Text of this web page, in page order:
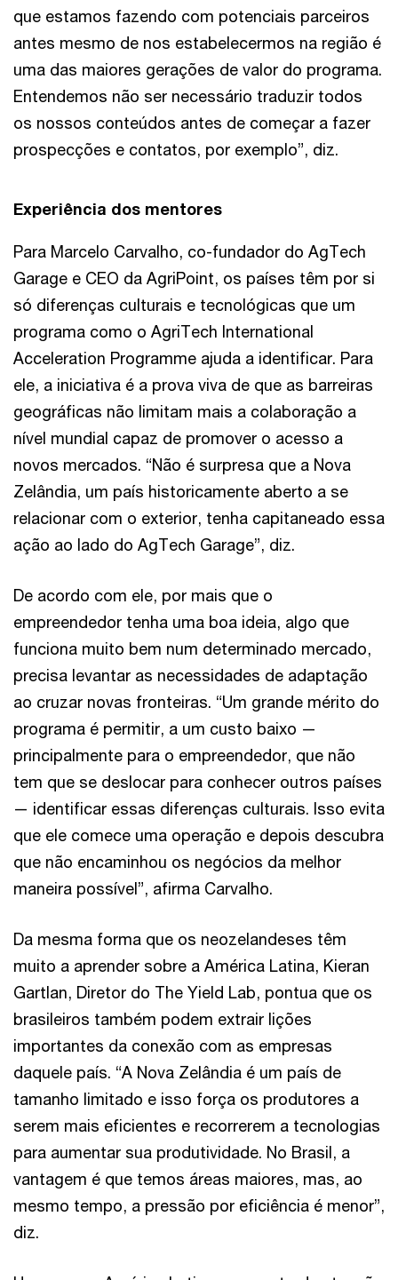
que estamos fazendo com potenciais parceiros
antes mesmo de nos estabelecermos na região é
uma das maiores gerações de valor do programa.
Entendemos não ser necessário traduzir todos
os nossos conteúdos antes de começar a fazer
prospecções e contatos, por exemplo”, diz.
Experiência dos mentores
Para Marcelo Carvalho, co-fundador do AgTech
Garage e CEO da AgriPoint, os países têm por si
só diferenças culturais e tecnológicas que um
programa como o AgriTech International
Acceleration Programme ajuda a identificar. Para
ele, a iniciativa é a prova viva de que as barreiras
geográficas não limitam mais a colaboração a
nível mundial capaz de promover o acesso a
novos mercados. “Não é surpresa que a Nova
Zelândia, um país historicamente aberto a se
relacionar com o exterior, tenha capitaneado essa
ação ao lado do AgTech Garage”, diz.
De acordo com ele, por mais que o
empreendedor tenha uma boa ideia, algo que
funciona muito bem num determinado mercado,
precisa levantar as necessidades de adaptação
ao cruzar novas fronteiras. “Um grande mérito do
programa é permitir, a um custo baixo —
principalmente para o empreendedor, que não
tem que se deslocar para conhecer outros países
— identificar essas diferenças culturais. Isso evita
que ele comece uma operação e depois descubra
que não encaminhou os negócios da melhor
maneira possível”, afirma Carvalho.
Da mesma forma que os neozelandeses têm
muito a aprender sobre a América Latina, Kieran
Gartlan, Diretor do The Yield Lab, pontua que os
brasileiros também podem extrair lições
importantes da conexão com as empresas
daquele país. “A Nova Zelândia é um país de
tamanho limitado e isso força os produtores a
serem mais eficientes e recorrerem a tecnologias
para aumentar sua produtividade. No Brasil, a
vantagem é que temos áreas maiores, mas, ao
mesmo tempo, a pressão por eficiência é menor”,
diz.